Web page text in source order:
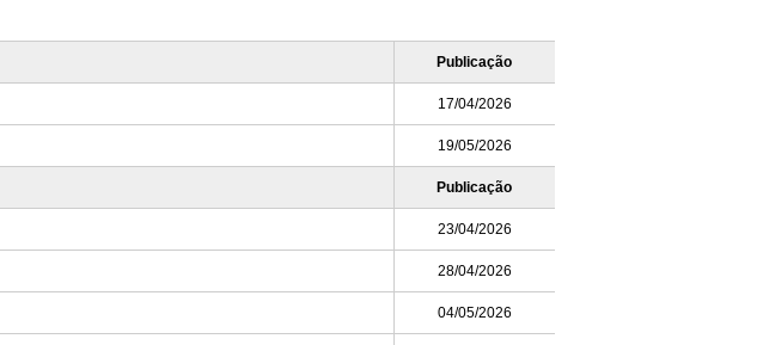
Publicação
17/04/2026
19/05/2026
Publicação
23/04/2026
28/04/2026
04/05/2026